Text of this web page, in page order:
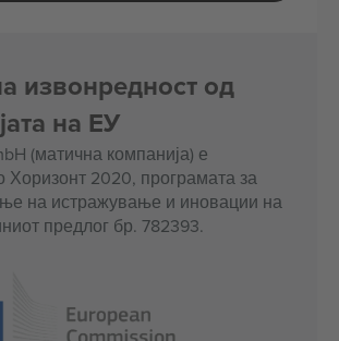
извонредност од
на ЕУ
(матична компанија) е
Хоризонт 2020, програмата за
на истражување и иновации на
предлог бр. 782393.